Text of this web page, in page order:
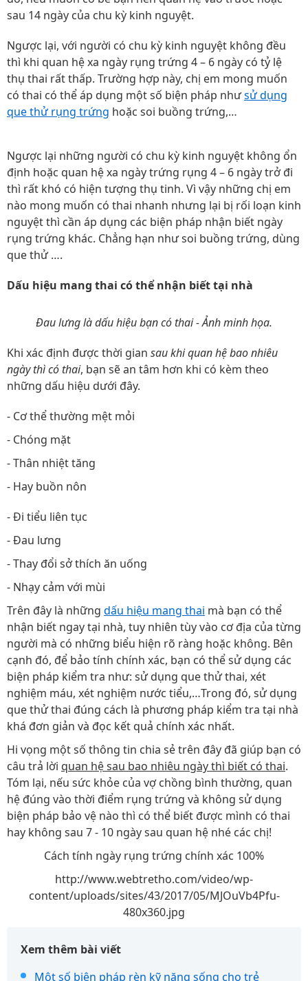
sau 14 ngày của chu kỳ kinh nguyệt.
Ngược lại, với người có chu kỳ kinh nguyệt không đều
thì khi quan hệ xa ngày rụng trứng 4 – 6 ngày có tỷ lệ
thụ thai rất thấp. Trường hợp này, chị em mong muốn
có thai có thể áp dụng một số biện pháp nhưsử dụng
que thử rụng trứng hoặc soi buồng trứng,…
Ngược lại những người có chu kỳ kinh nguyệt không ổn
định hoặc quan hệ xa ngày trứng rụng 4 – 6 ngày trở đi
thì rất khó có hiện tượng thụ tinh. Vì vậy những chị em
nào mong muốn có thai nhanh nhưng lại bị rối loạn kinh
nguyệt thì cần áp dụng các biện pháp nhận biết ngày
rụng trứng khác. Chẳng hạn như soi buồng trứng, dùng
que thử ….
Dấu hiệu mang thai có thể nhận biết tại nhà
Đau lưng là dấu hiệu bạn có thai - Ảnh minh họa.
Khi xác định được thời gian sau khi quan hệ bao nhiêu
ngày thì có thai, bạn sẽ an tâm hơn khi có kèm theo
những dấu hiệu dưới đây.
- Cơ thể thường mệt mỏi
- Chóng mặt
- Thân nhiệt tăng
- Hay buồn nôn
- Đi tiểu liên tục
- Đau lưng
- Thay đổi sở thích ăn uống
- Nhạy cảm với mùi
Trên đây là những dấu hiệu mang thai mà bạn có thể
nhận biết ngay tại nhà, tuy nhiên tùy vào cơ địa của từng
người mà có những biểu hiện rõ ràng hoặc không. Bên
cạnh đó, để bảo tính chính xác, bạn có thể sử dụng các
biện pháp kiểm tra như: sử dụng que thử thai, xét
nghiệm máu, xét nghiệm nước tiểu,…Trong đó, sử dụng
que thử thai đúng cách là phương pháp kiểm tra tại nhà
khá đơn giản và đọc kết quả chính xác nhất.
Hi vọng một số thông tin chia sẻ trên đây đã giúp bạn có
câu trả lời quan hệ sau bao nhiêu ngày thì biết có thai.
Tóm lại, nếu sức khỏe của vợ chồng bình thường, quan
hệ đúng vào thời điểm rụng trứng và không sử dụng
biện pháp bảo vệ nào thì có thể biết được mình có thai
hay không sau 7 - 10 ngày sau quan hệ nhé các chị!
Cách tính ngày rụng trứng chính xác 100%
http://www.webtretho.com/video/wp-
content/uploads/sites/43/2017/05/MJOuVb4Pfu-
480x360.jpg
Xem thêm bài viết
Một số biện pháp rèn kỹ năng sống cho trẻ